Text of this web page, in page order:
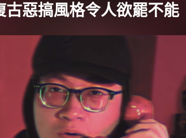
古惡搞風格令人欲罷不能